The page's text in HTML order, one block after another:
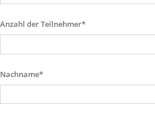
Anzahl der Teilnehmer*
Nachname*